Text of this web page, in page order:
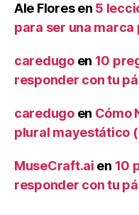
Ale Floresen 5
para ser una
caredugoen 10
responder con tu
caredugoen Cómo
plural mayestático
MuseCraft.ai en 10
responder con tu